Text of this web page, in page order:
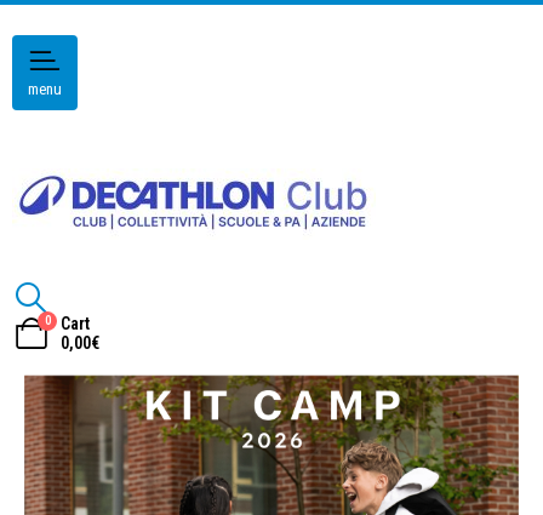
menu
0
Cart
0,00€